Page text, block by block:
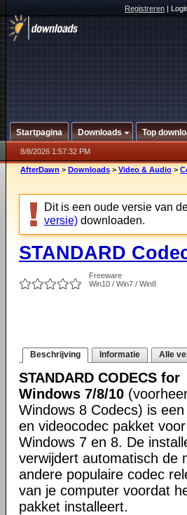
Registreren|
Startpagina Downloads Top
8/8/2026 1:57:32 PM
AfterDawn > Downloads > Video & Audio >
Dit is een oude versie van
versie) downloaden.
STANDARD
Freeware
Win10 / Win7 / Win8
Beschrijving Informatie Alle
STANDARD CODECS for
Windows 7/8/10
Windows 8 Codecs) is
en videocodec pakket voor
Windows 7 en 8. De
verwijdert automatisch de
andere populaire codec
van je computer voordat
pakket installeert.